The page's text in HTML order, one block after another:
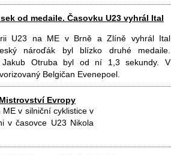
od medaile. Časovku U23 vyhrál Ital
U23 na ME v Brně a Zlíně vyhrál Ital
nároďák byl blízko druhé medaile.
Jakub Otruba byl od ní 1,3 sekundy. V
Belgičan Evenepoel.
Evropy
v silniční cyklistice v
v časovce U23 Nikola